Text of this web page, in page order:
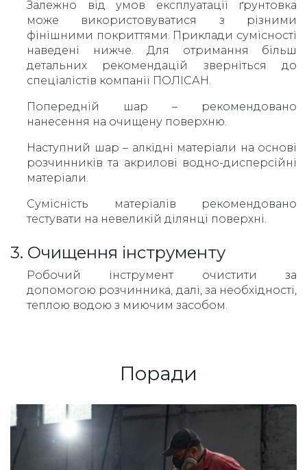
Залежно від умов експлуатації ґрунтовка
може використовуватися з різними
фінішними покриттями. Приклади сумісності
наведені нижче. Для отримання більш
детальних рекомендацій зверніться до
спеціалістів компанії ПОЛІСАН.
Попередній шар – рекомендовано
нанесення на очищену поверхню.
Наступний шар – алкідні матеріали на основі
розчинників та акрилові водно-дисперсійні
матеріали.
Сумісність матеріалів рекомендовано
тестувати на невеликій ділянці поверхні.
3. Очищення інструменту
Робочий інструмент очистити за
допомогою розчинника, далі, за необхідності,
теплою водою з миючим засобом.
Поради